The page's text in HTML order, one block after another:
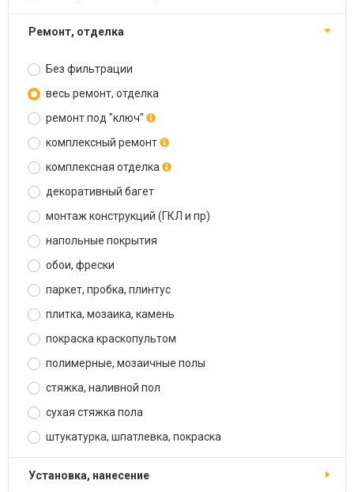
ремонт, отделка
Без фильтрации
весь ремонт, отделка
ремонт под "ключ"
комплексный ремонт
комплексная отделка
декоративный багет
монтаж конструкций (ГКЛ и пр)
напольные покрытия
обои, фрески
паркет, пробка, плинтус
плитка, мозаика, камень
покраска краскопультом
полимерные, мозаичные полы
стяжка, наливной пол
сухая стяжка пола
штукатурка, шпатлевка, покраска
установка, нанесение